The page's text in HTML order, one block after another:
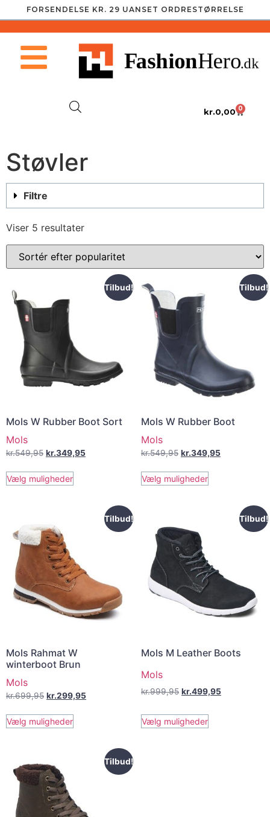
FORSENDELSE KR. 29 UANSET ORDRESTØRRELSE
kr.0,00 0
Støvler
Filtre
Viser 5 resultater
Tilbud!
Mols W Rubber Boot Sort
Mols
kr.549,95 kr.349,95
Vælg muligheder
Tilbud!
Mols W Rubber Boot
Mols
kr.549,95 kr.349,95
Vælg muligheder
Tilbud!
Mols Rahmat W
winterboot Brun
Mols
kr.699,95 kr.299,95
Vælg muligheder
Tilbud!
Mols M Leather Boots
Mols
kr.999,95 kr.499,95
Vælg muligheder
Tilbud!